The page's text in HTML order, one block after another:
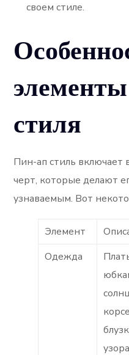
своем стиле.
стиля
Пин-ап стиль включает
черт, которые делают
узнаваемым. Вот
Элемент
Одежда